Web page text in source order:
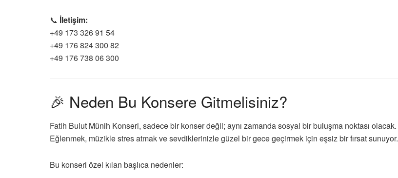
📞 İletişim:
+49 173 326 91 54
+49 176 824 300 82
+49 176 738 06 300
🎉 Neden Bu Konsere Gitmelisiniz?
Fatih Bulut Münih Konseri, sadece bir konser değil; aynı zamanda sosyal bir buluşma noktası olacak.
Eğlenmek, müzikle stres atmak ve sevdiklerinizle güzel bir gece geçirmek için eşsiz bir fırsat sunuyor.
Bu konseri özel kılan başlıca nedenler: